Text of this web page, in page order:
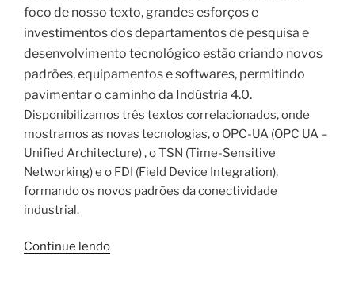
foco de nosso texto, grandes esforços e
investimentos dos departamentos de pesquisa e
desenvolvimento tecnológico estão criando novos
padrões, equipamentos e softwares, permitindo
pavimentar o caminho da Indústria 4.0.
Disponibilizamos três textos correlacionados, onde
mostramos as novas tecnologias, o OPC-UA (OPC UA –
Unified Architecture) , o TSN (Time-Sensitive
Networking) e o FDI (Field Device Integration),
formando os novos padrões da conectividade
industrial.
Continue lendo“Time-